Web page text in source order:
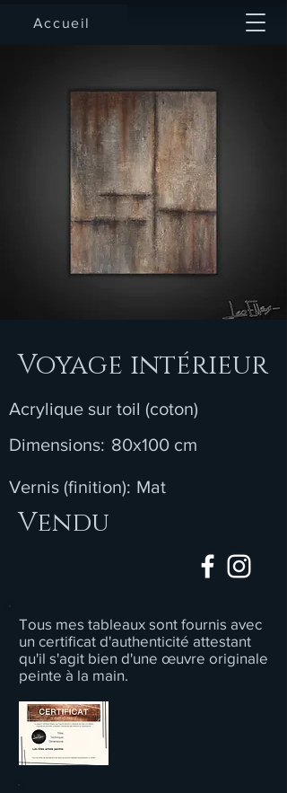
Accueil
Voyage intérieur
Acrylique sur toil (coton)
Dimensions: 80x100 cm
Vernis (finition): Mat
Vendu
Tous mes tableaux sont fournis avec
un certificat d'authenticité attestant
qu'il s'agit bien d'une œuvre originale
peinte à la main.